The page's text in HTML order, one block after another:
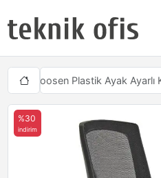
Loosen Plastik Ayak Ayarlı
%30
indirim